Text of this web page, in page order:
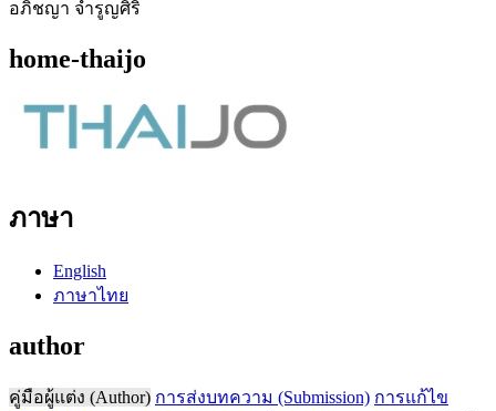
อภิชญา จำรูญศิริ
home-thaijo
ภาษา
English
ภาษาไทย
author
คู่มือผู้แต่ง (Author) การส่งบทความ (Submission) การแก้ไข